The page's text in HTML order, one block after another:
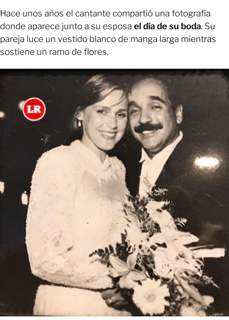
Hace unos años el cantante compartió una fotografía
donde aparece junto a su esposa el día de su boda. Su
pareja luce un vestido blanco de manga larga mientras
sostiene un ramo de flores.